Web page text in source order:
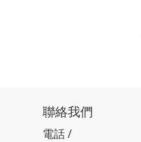
聯絡我們
電話 /